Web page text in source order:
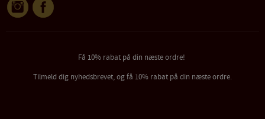
Få 10% rabat på din næste ordre!
Tilmeld dig nyhedsbrevet, og få 10% rabat på din næste ordre.